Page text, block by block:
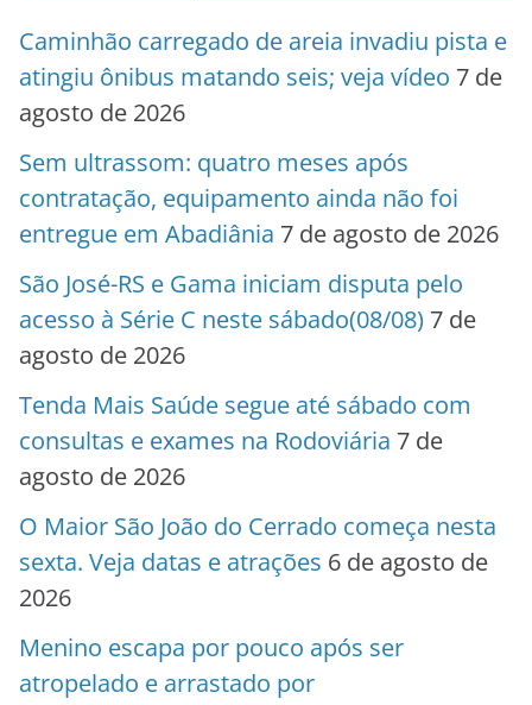
Caminhão carregado de areia invadiu pista e
atingiu ônibus matando seis; veja vídeo 7 de
agosto de 2026
Sem ultrassom: quatro meses após
contratação, equipamento ainda não foi
entregue em Abadiânia 7 de agosto de 2026
São José-RS e Gama iniciam disputa pelo
acesso à Série C neste sábado(08/08) 7 de
agosto de 2026
Tenda Mais Saúde segue até sábado com
consultas e exames na Rodoviária 7 de
agosto de 2026
O Maior São João do Cerrado começa nesta
sexta. Veja datas e atrações 6 de agosto de
2026
Menino escapa por pouco após ser
atropelado e arrastado por